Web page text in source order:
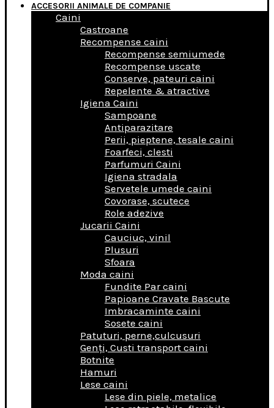
ACCESORII ANIMALE DE COMPANIE
Caini
Castroane
Recompense caini
Recompense semiumede
Recompense uscate
Conserve, pateuri caini
Repelente & atractive
Igiena Caini
Sampoane
Antiparazitare
Perii, pieptene, tesale caini
Foarfeci, clesti
Parfumuri Caini
Igiena stradala
Servetele umede caini
Covorase, scutece
Role adezive
Jucarii Caini
Cauciuc, vinil
Plusuri
Sfoara
Moda caini
Fundite Par caini
Papioane Cravate Bascute
Imbracaminte caini
Sosete caini
Patuturi, perne,culcusuri
Genţi, Custi transport caini
Botnite
Hamuri
Lese caini
Lese din piele, metalice